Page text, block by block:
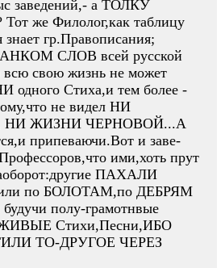
заведений,- а ТОЛКУ
Тот же Филолог,как таблицу
гр.Правописания;
СЛОВ всей русской
всю свою жизнь не может
одного Стиха,и тем более -
не видел НИ
НИ ЖИЗНИ ЧЕРНОВОЙ...А
припеваючи.Вот и заве-
ими,хоть прут
ПАХАЛИ
по БОЛОТАМ,по ДЕБРЯМ
полу-грамотнвые
ЖИВЫЕ Стихи,Песни,ИБО
ТО-ДРУГОЕ ЧЕРЕЗ